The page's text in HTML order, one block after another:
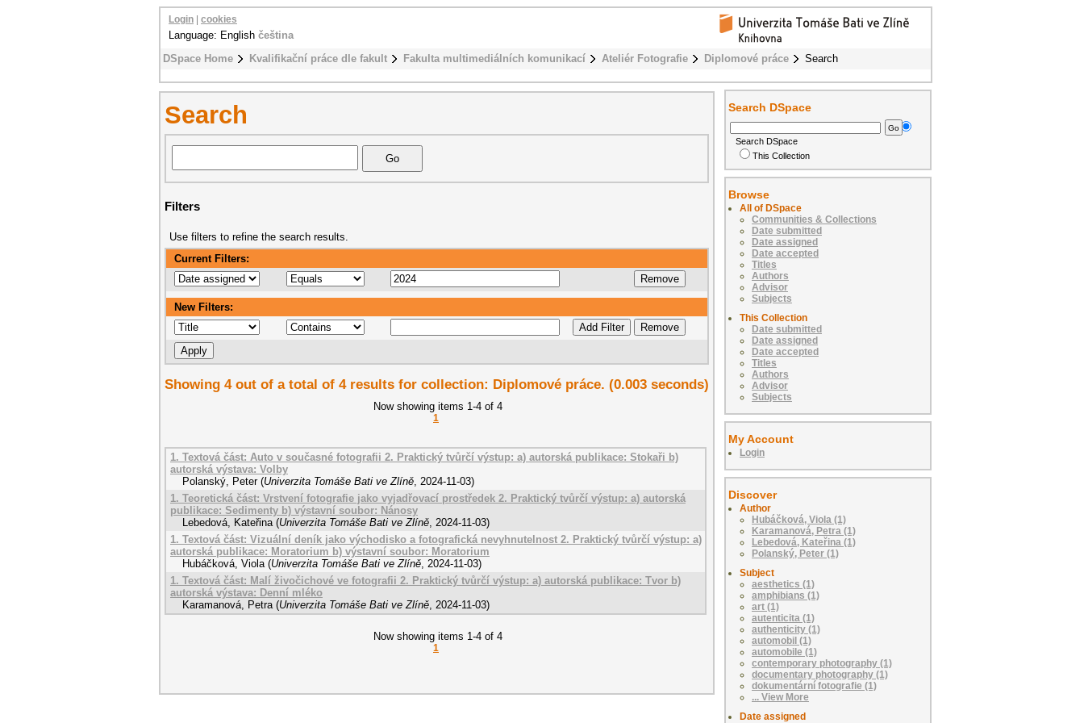
DSpace Home Kvalifikační práce dle fakult Fakulta multimediálních komunikací Ateliér Fotografie Diplomové práce Search
Login cookies
Language: English čeština
Search
Filters
Use filters to refine the search results.
Current Filters:
New Filters:
Showing 4 out of a total of 4 results for collection: Diplomové práce. (0.003 seconds)
Now showing items 1-4 of 4
1
1. Textová část: Auto v současné fotografii 2. Praktický tvůrčí výstup: a) autorská publikace: Stokaři b)
autorská výstava: Volby
Polanský, Peter (Univerzita Tomáše Bati ve Zlíně, 2024-11-03)
1. Teoretická část: Vrstvení fotografie jako vyjadřovací prostředek 2. Praktický tvůrčí výstup: a) autorská
publikace: Sedimenty b) výstavní soubor: Nánosy
Lebedová, Kateřina (Univerzita Tomáše Bati ve Zlíně, 2024-11-03)
1. Textová část: Vizuální deník jako východisko a fotografická nevyhnutelnost 2. Praktický tvůrčí výstup: a)
autorská publikace: Moratorium b) výstavní soubor: Moratorium
Hubáčková, Viola (Univerzita Tomáše Bati ve Zlíně, 2024-11-03)
1. Textová část: Malí živočichové ve fotografii 2. Praktický tvůrčí výstup: a) autorská publikace: Tvor b)
autorská výstava: Denní mléko
Karamanová, Petra (Univerzita Tomáše Bati ve Zlíně, 2024-11-03)
Now showing items 1-4 of 4
1
Search DSpace
Search DSpace
This Collection
Browse
All of DSpace
Communities & Collections
Date submitted
Date assigned
Date accepted
Titles
Authors
Advisor
Subjects
This Collection
Date submitted
Date assigned
Date accepted
Titles
Authors
Advisor
Subjects
My Account
Login
Discover
Author
Hubáčková, Viola (1)
Karamanová, Petra (1)
Lebedová, Kateřina (1)
Polanský, Peter (1)
Subject
aesthetics (1)
amphibians (1)
art (1)
autenticita (1)
authenticity (1)
automobil (1)
automobile (1)
contemporary photography (1)
documentary photography (1)
dokumentární fotografie (1)
... View More
Date assigned